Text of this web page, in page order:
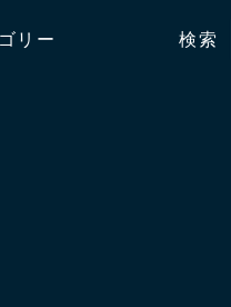
リー 検索